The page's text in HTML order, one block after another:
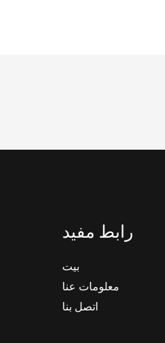
رابط مفيد
بيت
معلومات عنا
اتصل بنا